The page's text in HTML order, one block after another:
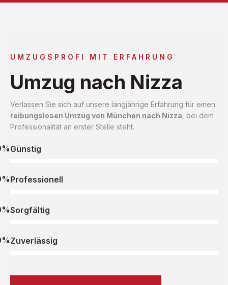
UMZUGSPROFI MIT ERFAHRUNG
Umzug nach Nizza
Verlassen Sie sich auf unsere langjährige Erfahrung für einen
reibungslosen Umzug von München nach Nizza , bei dem
Professionalität an erster Stelle steht.
Günstig
Professionell
Sorgfältig
Zuverlässig